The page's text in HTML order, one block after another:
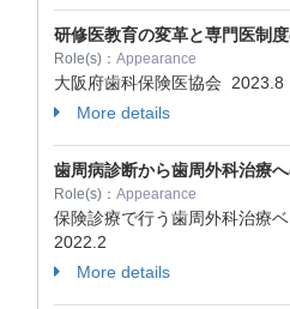
研修医教育の変革と専門医制
Role(s)： Appearance
大阪府歯科保険医協会 2023.8
More details
歯周病診断から歯周外科治療
Role(s)： Appearance
保険診療で行う歯周外科治療
2022.2
More details